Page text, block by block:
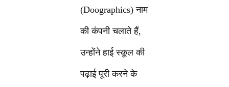
(Doographics) नाम
की कंपनी चलाते हैं,
उन्होंने हाई स्कूल की
पढ़ाई पूरी करने के